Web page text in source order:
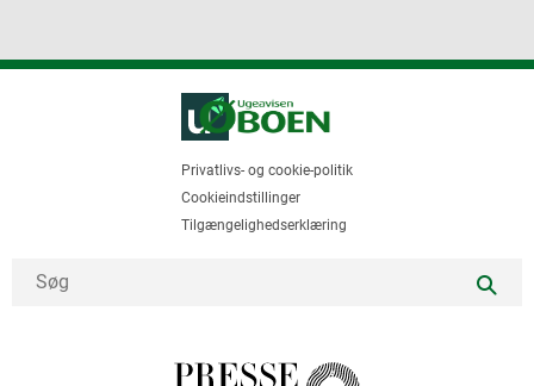
Privatlivs- og cookie-politik
Cookieindstillinger
Tilgængelighedserklæring